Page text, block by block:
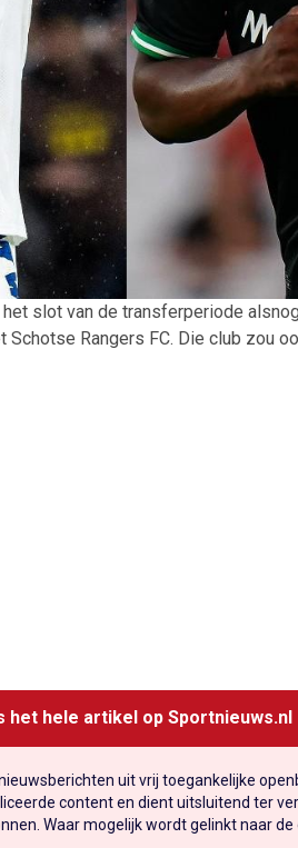
slot van de transferperiode
Schotse Rangers FC. Die club zou
het hele artikel op Sportnieuws.nl
uit vrij toegankelijke
content en dient uitsluitend ter
Waar mogelijk wordt gelinkt naar de